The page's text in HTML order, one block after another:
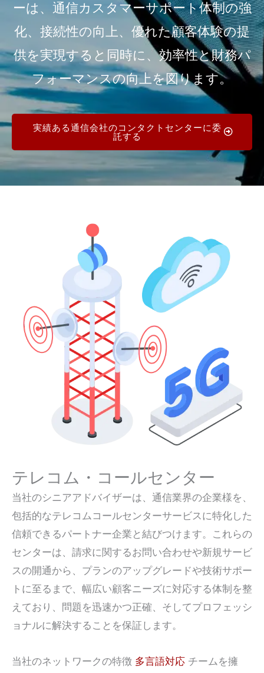
ーは、通信カスタマーサポート体制の強
化、接続性の向上、優れた顧客体験の提
供を実現すると同時に、効率性と財務パ
フォーマンスの向上を図ります。
実績ある通信会社のコンタクトセンターに委
託する
テレコム・コールセンター
当社のシニアアドバイザーは、通信業界の企業様を、
包括的なテレコムコールセンターサービスに特化した
信頼できるパートナー企業と結びつけます。これらの
センターは、請求に関するお問い合わせや新規サービ
スの開通から、プランのアップグレードや技術サポー
トに至るまで、幅広い顧客ニーズに対応する体制を整
えており、問題を迅速かつ正確、そしてプロフェッシ
ョナルに解決することを保証します。
当社のネットワークの特徴 多言語対応 チームを擁